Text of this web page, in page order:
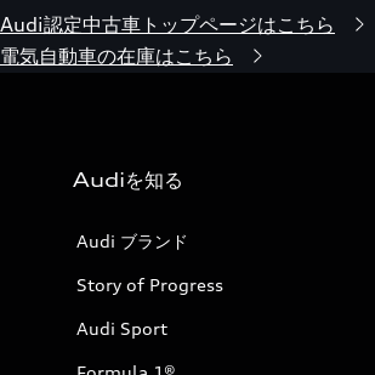
Audi認定中古車トップページはこちら
電気自動車の在庫はこちら
Audiを知る
Audi ブランド
Story of Progress
Audi Sport